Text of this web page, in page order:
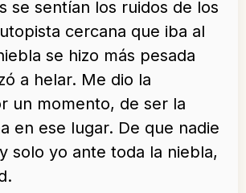
se sentían los ruidos de los
cercana que iba al
se hizo más pesada
a helar. Me dio la
un momento, de ser la
en ese lugar. De que nadie
solo yo ante toda la niebla,